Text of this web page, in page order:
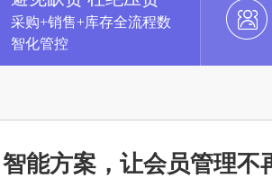
采购+销售+库存全流程数
智化管控
能方案，让会员管理不